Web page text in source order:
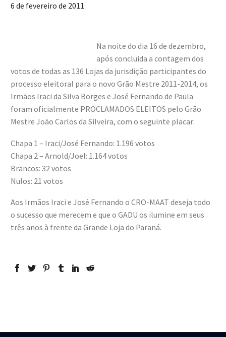
6 de fevereiro de 2011
Na noite do dia 16 de dezembro,
após concluida a contagem dos
votos de todas as 136 Lojas da jurisdição participantes do
processo eleitoral para o novo Grão Mestre 2011-2014, os
Irmãos Iraci da Silva Borges e José Fernando de Paula
foram oficialmente PROCLAMADOS ELEITOS pelo Grão
Mestre João Carlos da Silveira, com o seguinte placar:
Chapa 1 – Iraci/José Fernando: 1.196 votos
Chapa 2 – Arnold/Joel: 1.164 votos
Brancos: 32 votos
Nulos: 21 votos
Aos Irmãos Iraci e José Fernando o CRO-MAAT deseja todo
o sucesso que merecem e que o GADU os ilumine em seus
três anos à frente da Grande Loja do Paraná.